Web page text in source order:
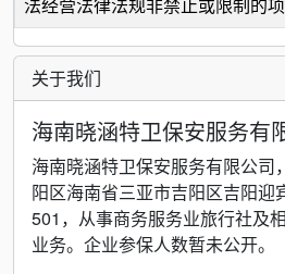
关于我们
海南晓涵特卫保安服务有
海南晓涵特卫保安服务有限公司
阳区海南省三亚市吉阳区吉阳迎
501，从事商务服务业旅行社及
业务。企业参保人数暂未公开。